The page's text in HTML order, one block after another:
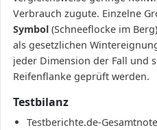
Verbrauch zugute. Einzelne
Symbol (Schneeflocke im
als gesetzlichen
jeder Dimension der Fall und
Reifenflanke geprüft werden.
Testbilanz
Testberichte.de-